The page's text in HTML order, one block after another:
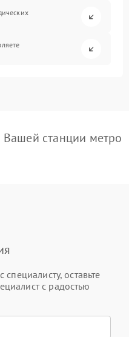
станции метро
специалисту, оставьте
с радостью